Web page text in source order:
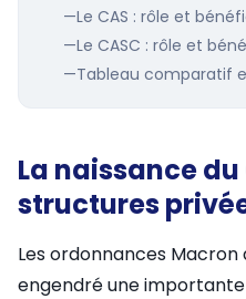
—Le CAS : rôle et
—Le CASC : rôle et
—Tableau comparatif
La naissance du
structures
Les ordonnances
engendré une